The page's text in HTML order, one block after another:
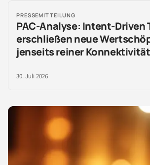
PRESSEMITTEILUNG
PAC-Analyse: Intent-Driven
erschließen neue
jenseits reiner Konnektivität
30. Juli 2026